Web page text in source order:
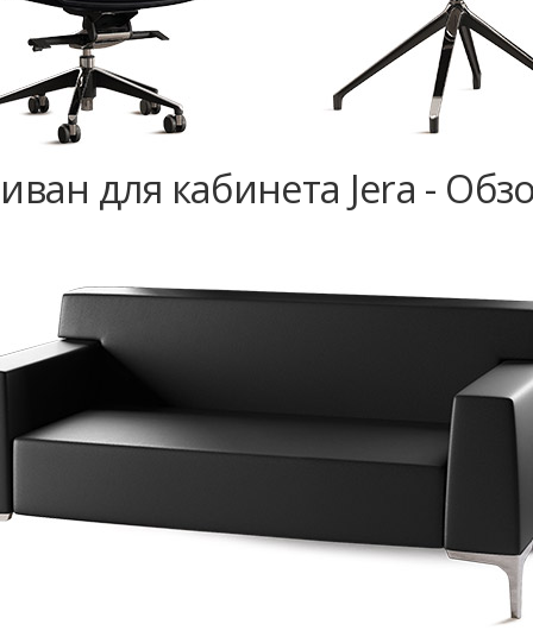
для кабинета Jera -